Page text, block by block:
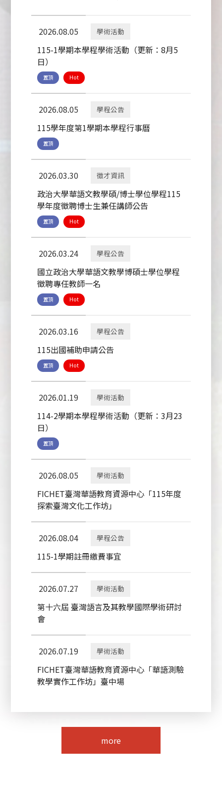
2026.08.05 學術活動
115-1學期本學程學術活動（更新：8月5
日）
置頂 Hot
2026.08.05 學程公告
115學年度第1學期本學程行事曆
置頂
2026.03.30 徵才資訊
政治大學華語文教學碩/博士學位學程115
學年度徵聘博士生兼任講師公告
置頂 Hot
2026.03.24 學程公告
國立政治大學華語文教學博碩士學位學程
徵聘專任教師一名
置頂 Hot
2026.03.16 學程公告
115出國補助申請公告
置頂 Hot
2026.01.19 學術活動
114-2學期本學程學術活動（更新：3月23
日）
置頂
2026.08.05 學術活動
FICHET臺灣華語教育資源中心「115年度
探索臺灣文化工作坊」
2026.08.04 學程公告
115-1學期註冊繳費事宜
2026.07.27 學術活動
第十六屆 臺灣語言及其教學國際學術研討
會
2026.07.19 學術活動
FICHET臺灣華語教育資源中心「華語測驗
教學實作工作坊」臺中場
more